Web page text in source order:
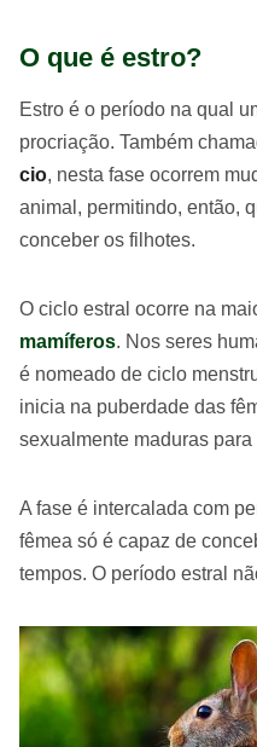
O que é estro?
Estro é o período na qual
procriação. Também
cio, nesta fase ocorrem
animal, permitindo, então,
conceber os filhotes.
O ciclo estral ocorre na
mamíferos. Nos seres
é nomeado de ciclo
inicia na puberdade das
sexualmente maduras para
A fase é intercalada com
fêmea só é capaz de
tempos. O período estral